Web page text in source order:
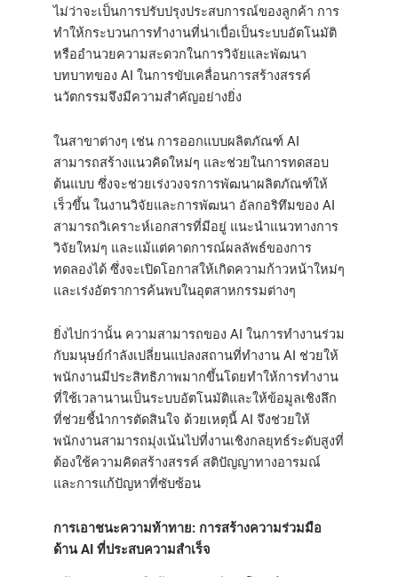
ไม่ว่าจะเป็นการปรับปรุงประสบการณ์ของลูกค้า การ
ทำให้กระบวนการทำงานที่น่าเบื่อเป็นระบบอัตโนมัติ
หรืออำนวยความสะดวกในการวิจัยและพัฒนา
บทบาทของ AI ในการขับเคลื่อนการสร้างสรรค์
นวัตกรรมจึงมีความสำคัญอย่างยิ่ง
ในสาขาต่างๆ เช่น การออกแบบผลิตภัณฑ์ AI
สามารถสร้างแนวคิดใหม่ๆ และช่วยในการทดสอบ
ต้นแบบ ซึ่งจะช่วยเร่งวงจรการพัฒนาผลิตภัณฑ์ให้
เร็วขึ้น ในงานวิจัยและการพัฒนา อัลกอริทึมของ AI
สามารถวิเคราะห์เอกสารที่มีอยู่ แนะนำแนวทางการ
วิจัยใหม่ๆ และแม้แต่คาดการณ์ผลลัพธ์ของการ
ทดลองได้ ซึ่งจะเปิดโอกาสให้เกิดความก้าวหน้าใหม่ๆ
และเร่งอัตราการค้นพบในอุตสาหกรรมต่างๆ
ยิ่งไปกว่านั้น ความสามารถของ AI ในการทำงานร่วม
กับมนุษย์กำลังเปลี่ยนแปลงสถานที่ทำงาน AI ช่วยให้
พนักงานมีประสิทธิภาพมากขึ้นโดยทำให้การทำงาน
ที่ใช้เวลานานเป็นระบบอัตโนมัติและให้ข้อมูลเชิงลึก
ที่ช่วยชี้นำการตัดสินใจ ด้วยเหตุนี้ AI จึงช่วยให้
พนักงานสามารถมุ่งเน้นไปที่งานเชิงกลยุทธ์ระดับสูงที่
ต้องใช้ความคิดสร้างสรรค์ สติปัญญาทางอารมณ์
และการแก้ปัญหาที่ซับซ้อน
การเอาชนะความท้าทาย: การสร้างความร่วมมือ
ด้าน AI ที่ประสบความสำเร็จ